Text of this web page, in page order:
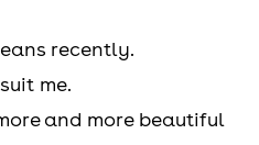
recently.
me.
and more beautiful